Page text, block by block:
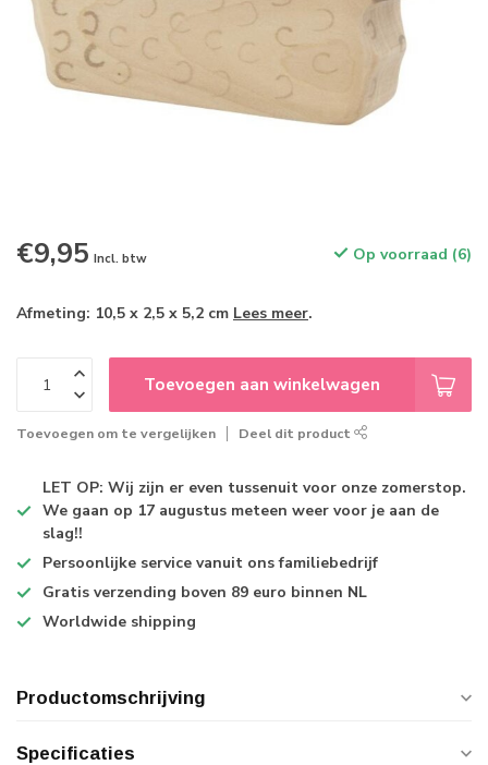
€9,95 Incl. btw Op voorraad (6)
Afmeting: 10,5 x 2,5 x 5,2 cm Lees meer.
Toevoegen aan winkelwagen
Toevoegen om te vergelijken Deel dit product
LET OP: Wij zijn er even tussenuit voor onze zomerstop.
We gaan op 17 augustus meteen weer voor je aan de
slag!!
Persoonlijke service vanuit ons familiebedrijf
Gratis verzending boven 89 euro binnen NL
Worldwide shipping
Productomschrijving
Specificaties